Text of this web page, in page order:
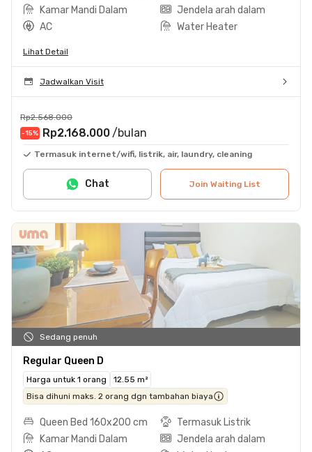
Kamar Mandi Dalam
Jendela arah dalam
AC
Water Heater
Lihat Detail
Jadwalkan Visit
Rp2.568.000
-15% Rp2.168.000 /bulan
Termasuk internet/wifi, listrik, air, laundry, cleaning
Join Waiting List
Chat
Sedang penuh
Regular Queen D
Harga untuk 1 orang
12.55 m²
Bisa dihuni maks. 2 orang dgn tambahan biaya
Queen Bed 160x200 cm
Termasuk Listrik
Kamar Mandi Dalam
Jendela arah dalam